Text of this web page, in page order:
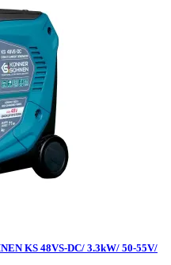
KS 48VS-DC/ 3.3kW/ 50-55V/